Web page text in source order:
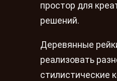
простор для
решений.
Деревянные
реализовать
стилистические